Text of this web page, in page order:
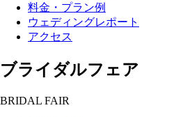
料金・プラン例
ウェディングレポート
アクセス
ブライダルフェア
BRIDAL FAIR